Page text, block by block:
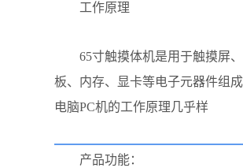
工作原理
65寸触摸体机是用于触摸屏、
板、内存、显卡等电子元器件组
电脑PC机的工作原理几乎样
产品功能：